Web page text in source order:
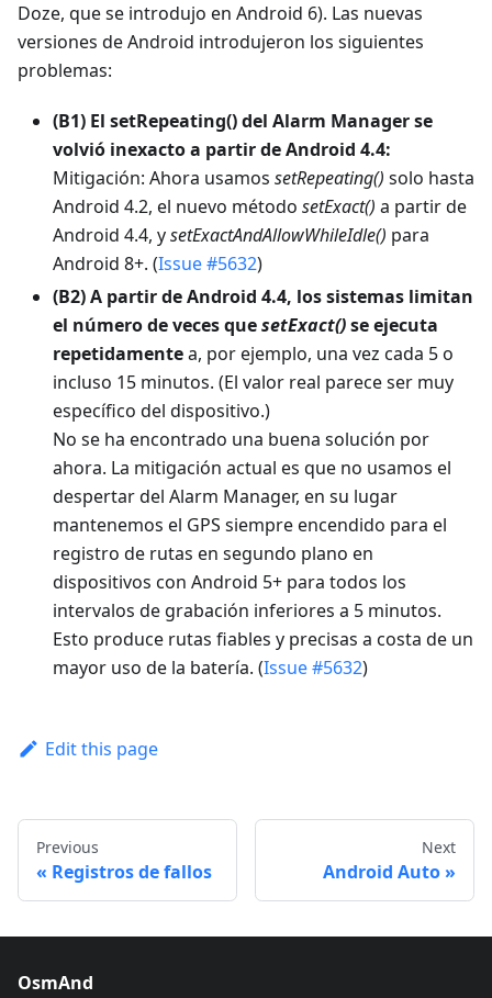
Doze, que se introdujo en Android 6). Las nuevas
versiones de Android introdujeron los siguientes
problemas:
(B1) El setRepeating() del Alarm Manager se
volvió inexacto a partir de Android 4.4:
Mitigación: Ahora usamos setRepeating() solo hasta
Android 4.2, el nuevo método setExact() a partir de
Android 4.4, ysetExactAndAllowWhileIdle() para
Android 8+. (Issue #5632)
(B2) A partir de Android 4.4, los sistemas limitan
el número de veces quesetExact()se ejecuta
repetidamentea, por ejemplo, una vez cada 5 o
incluso 15 minutos. (El valor real parece ser muy
específico del dispositivo.)
No se ha encontrado una buena solución por
ahora. La mitigación actual es que no usamos el
despertar del Alarm Manager, en su lugar
mantenemos el GPS siempre encendido para el
registro de rutas en segundo plano en
dispositivos con Android 5+ para todos los
intervalos de grabación inferiores a 5 minutos.
Esto produce rutas fiables y precisas a costa de un
mayor uso de la batería. (Issue #5632)
Edit this page
Previous
Registros de fallos
Next
Android Auto
OsmAnd